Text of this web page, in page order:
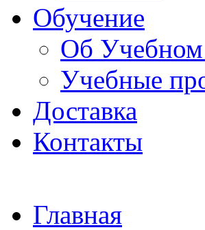
Обучение
Об Учебном
Учебные
Доставка
Контакты
Главная